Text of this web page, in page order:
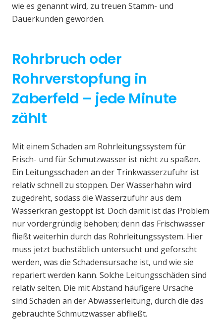
wie es genannt wird, zu treuen Stamm- und
Dauerkunden geworden.
Rohrbruch oder
Rohrverstopfung in
Zaberfeld – jede Minute
zählt
Mit einem Schaden am Rohrleitungssystem für
Frisch- und für Schmutzwasser ist nicht zu spaßen.
Ein Leitungsschaden an der Trinkwasserzufuhr ist
relativ schnell zu stoppen. Der Wasserhahn wird
zugedreht, sodass die Wasserzufuhr aus dem
Wasserkran gestoppt ist. Doch damit ist das Problem
nur vordergründig behoben; denn das Frischwasser
fließt weiterhin durch das Rohrleitungssystem. Hier
muss jetzt buchstäblich untersucht und geforscht
werden, was die Schadensursache ist, und wie sie
repariert werden kann. Solche Leitungsschäden sind
relativ selten. Die mit Abstand häufigere Ursache
sind Schäden an der Abwasserleitung, durch die das
gebrauchte Schmutzwasser abfließt.